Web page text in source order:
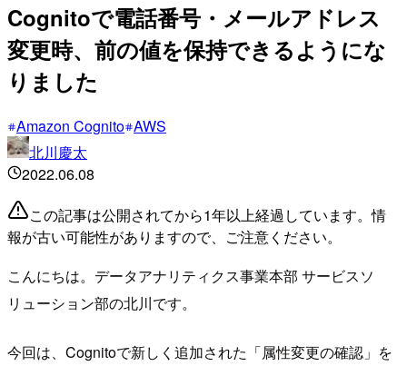
Cognitoで電話番号・メールアドレス
変更時、前の値を保持できるようにな
りました
Amazon Cognito AWS
北川慶太
2022.06.08
この記事は公開されてから1年以上経過しています。情
報が古い可能性がありますので、ご注意ください。
こんにちは。データアナリティクス事業本部 サービスソ
リューション部の北川です。
今回は、Cognitoで新しく追加された「属性変更の確認」を